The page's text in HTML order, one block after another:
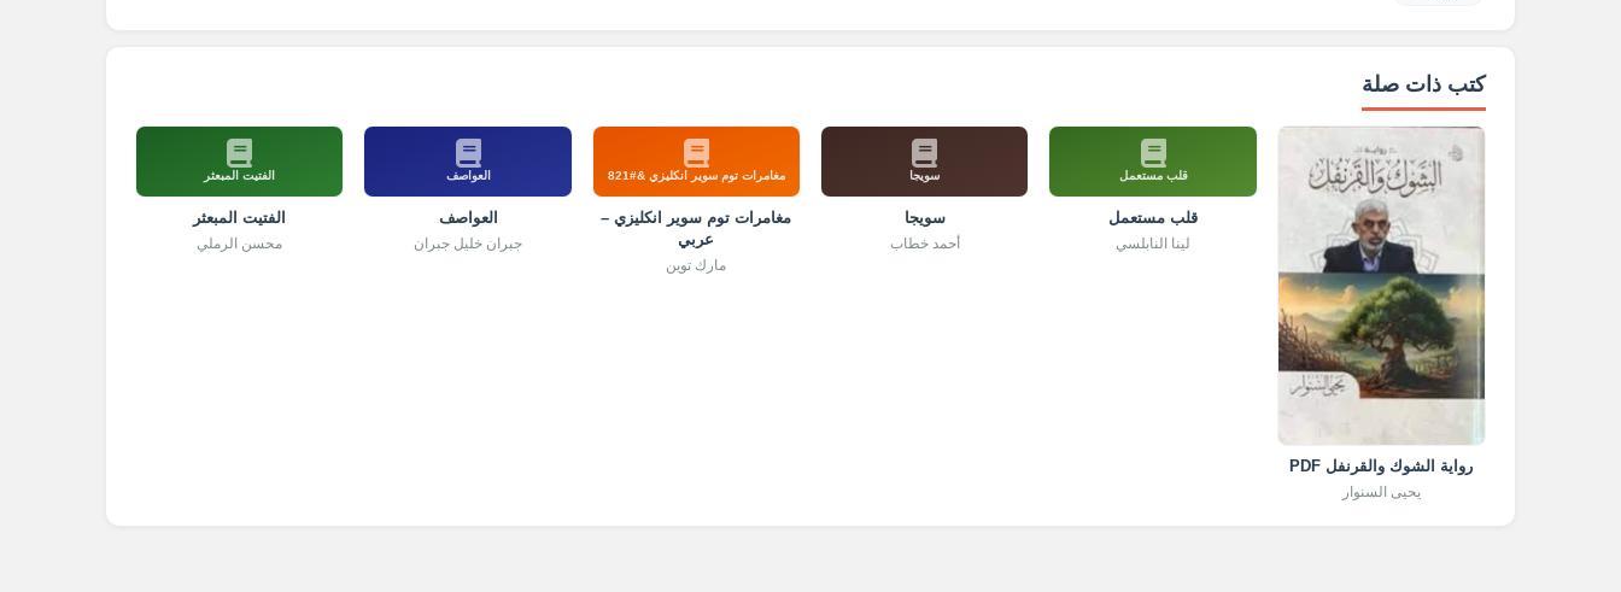
كتب ذات صلة
رواية الشوك والقرنفل PDF
يحيى السنوار
قلب مستعمل
قلب مستعمل
لينا النابلسي
سويجا
سويجا
أحمد خطاب
مغامرات توم سوير انكليزي &#821
مغامرات توم سوير انكليزي –
عربي
مارك توين
العواصف
العواصف
جبران خليل جبران
الفتيت المبعثر
الفتيت المبعثر
محسن الرملي